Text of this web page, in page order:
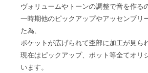
ヴォリュームやトーンの調整で音を作る
一時期他のピックアップやアッセンブリ
た為、
ポケットが広げられて杢部に加工が見ら
現在はピックアップ、ポット等全てオリ
います。